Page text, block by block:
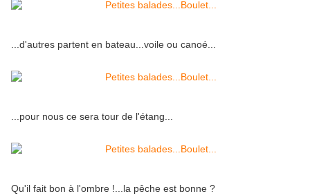
...d'autres partent en bateau...voile ou canoé...
...pour nous ce sera tour de l'étang...
Qu'il fait bon à l'ombre !...la pêche est bonne ?